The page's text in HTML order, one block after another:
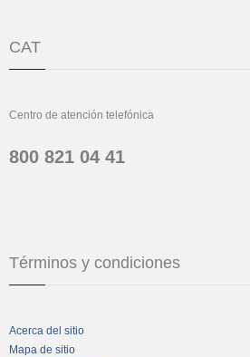
CAT
Centro de atención telefónica
800 821 04 41
Términos y condiciones
Acerca del sitio
Mapa de sitio